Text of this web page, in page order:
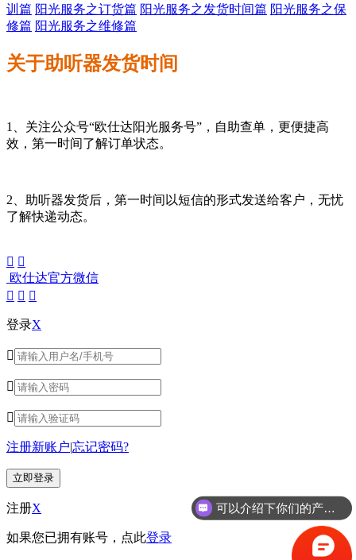
训篇 阳光服务之订货篇 阳光服务之发货时间篇 阳光服务之保
修篇 阳光服务之维修篇
关于助听器发货时间
1、关注公众号“欧仕达阳光服务号”，自助查单，更便捷高
效，第一时间了解订单状态。
2、助听器发货后，第一时间以短信的形式发送给客户，无忧
了解快递动态。
 
欧仕达官方微信
  
登录X



注册新账户|忘记密码?
注册X
如果您已拥有账号，点此登录
可以介绍下你们的产品么？